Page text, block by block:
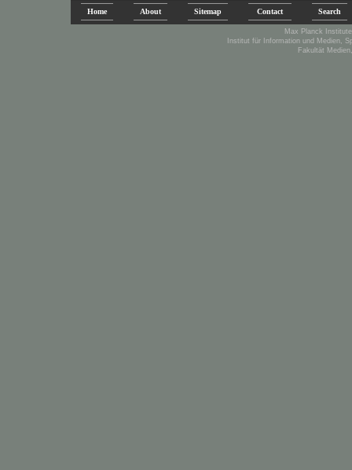
Home About Sitemap Contact Search
Max Planck
Institut für Information und Medien,
Fakultät